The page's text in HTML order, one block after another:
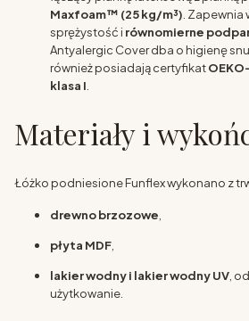
Maxfoam™ (25 kg/m³) .
sprężystość i równomierne
Antyalergic Cover dba o higienę
również posiadają certyfikat
klasa I
Materiały i
Łóżko podniesione Funflex wykonano z
drewno brzozowe
płyta MDF
lakier wodny i lakier wodny UV ,
użytkowanie.